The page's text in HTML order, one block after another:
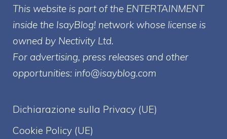
This website is part of the ENTERTAINMENT
inside the IsayBlog! network whose license is
owned by Nectivity Ltd.
For advertising, press releases and other
opportunities: info@isayblog.com
Dichiarazione sulla Privacy (UE)
Cookie Policy (UE)